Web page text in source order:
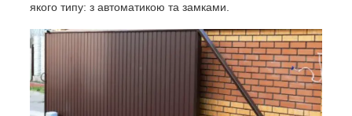
якого типу: з автоматикою та замками.